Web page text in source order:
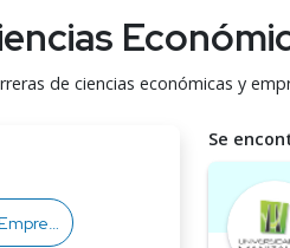
de ciencias económicas y
Se